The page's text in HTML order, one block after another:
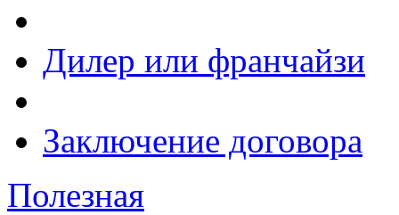
Дилер или франчайзи
Заключение договора
Полезная